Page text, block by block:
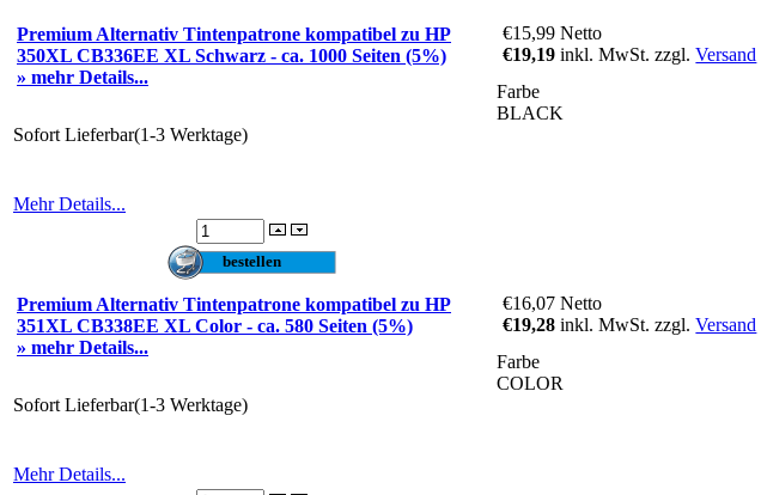
Premium Alternativ Tintenpatrone kompatibel zu HP
350XL CB336EE XL Schwarz - ca. 1000 Seiten (5%)
» mehr Details...
€15,99Netto
€19,19inkl. MwSt. zzgl.Versand
Farbe
BLACK
Sofort Lieferbar(1-3 Werktage)
Mehr Details...
Premium Alternativ Tintenpatrone kompatibel zu HP
351XL CB338EE XL Color - ca. 580 Seiten (5%)
» mehr Details...
€16,07Netto
€19,28inkl. MwSt. zzgl.Versand
Farbe
COLOR
Sofort Lieferbar(1-3 Werktage)
Mehr Details...